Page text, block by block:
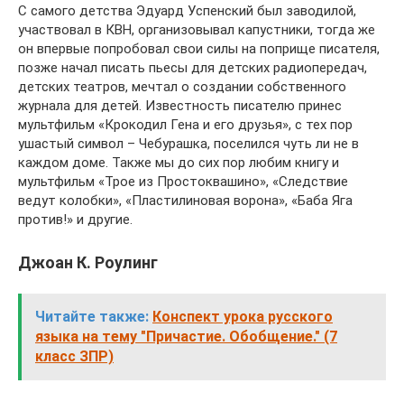
С самого детства Эдуард Успенский был заводилой,
участвовал в КВН, организовывал капустники, тогда же
он впервые попробовал свои силы на поприще писателя,
позже начал писать пьесы для детских радиопередач,
детских театров, мечтал о создании собственного
журнала для детей. Известность писателю принес
мультфильм «Крокодил Гена и его друзья», с тех пор
ушастый символ – Чебурашка, поселился чуть ли не в
каждом доме. Также мы до сих пор любим книгу и
мультфильм «Трое из Простоквашино», «Следствие
ведут колобки», «Пластилиновая ворона», «Баба Яга
против!» и другие.
Джоан К. Роулинг
Читайте также: Конспект урока русского
языка на тему "Причастие. Обобщение." (7
класс ЗПР)